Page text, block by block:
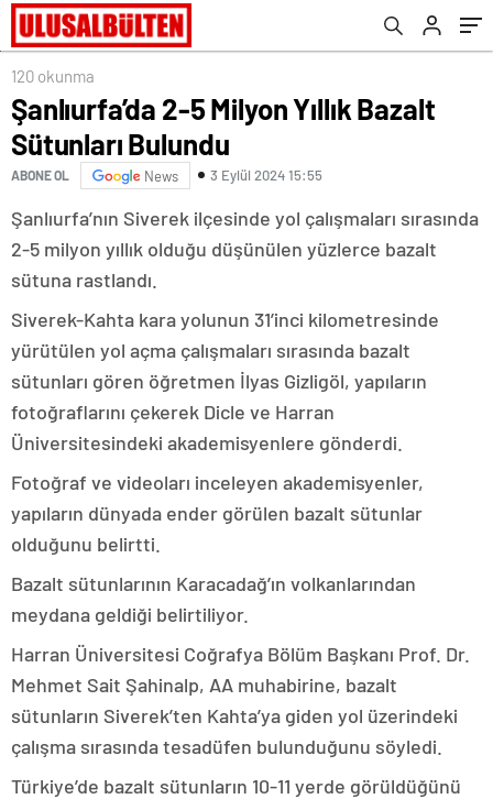
120 okunma
Şanlıurfa’da 2-5 Milyon Yıllık Bazalt
Sütunları Bulundu
ABONE OL News 3 Eylül 2024 15:55
Şanlıurfa’nın Siverek ilçesinde yol çalışmaları sırasında
2-5 milyon yıllık olduğu düşünülen yüzlerce bazalt
sütuna rastlandı.
Siverek-Kahta kara yolunun 31’inci kilometresinde
yürütülen yol açma çalışmaları sırasında bazalt
sütunları gören öğretmen İlyas Gizligöl, yapıların
fotoğraflarını çekerek Dicle ve Harran
Üniversitesindeki akademisyenlere gönderdi.
Fotoğraf ve videoları inceleyen akademisyenler,
yapıların dünyada ender görülen bazalt sütunlar
olduğunu belirtti.
Bazalt sütunlarının Karacadağ’ın volkanlarından
meydana geldiği belirtiliyor.
Harran Üniversitesi Coğrafya Bölüm Başkanı Prof. Dr.
Mehmet Sait Şahinalp, AA muhabirine, bazalt
sütunların Siverek’ten Kahta’ya giden yol üzerindeki
çalışma sırasında tesadüfen bulunduğunu söyledi.
Türkiye’de bazalt sütunların 10-11 yerde görüldüğünü